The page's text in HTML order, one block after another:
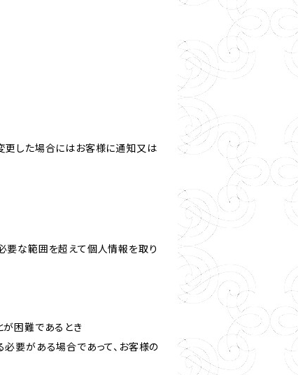
更した場合にはお客様に通知又は
要な範囲を超えて個人情報を取り
が困難であるとき
要がある場合であって、お客様の